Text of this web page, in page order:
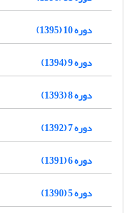
دوره 10 (1395)
دوره 9 (1394)
دوره 8 (1393)
دوره 7 (1392)
دوره 6 (1391)
دوره 5 (1390)